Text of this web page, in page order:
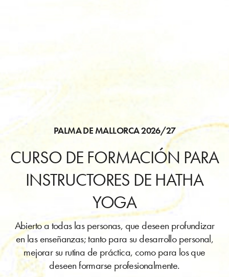
PALMA DE MALLORCA2026/27
CURSO DE FORMACIÓN PARA
INSTRUCTORES DE HATHA
YOGA
Abierto a todas las personas, que deseen profundizar
en las enseñanzas; tanto para su desarrollo personal,
mejorar su rutina de práctica, como para los que
deseen formarse profesionalmente.